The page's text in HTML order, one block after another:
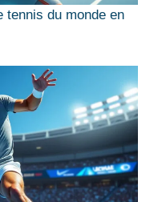
tennis du monde en